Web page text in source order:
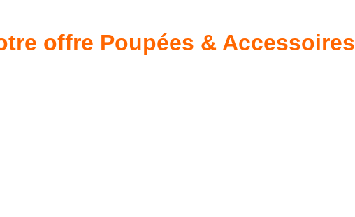
offre Poupées & Accessoires